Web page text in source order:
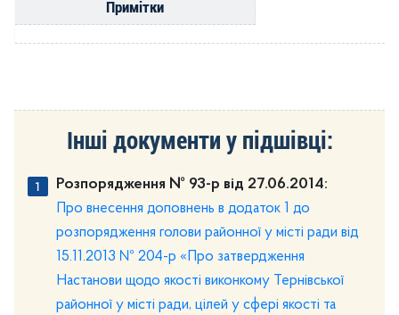
Примітки
Інші документи у підшівці:
Розпорядження № 93-р від 27.06.2014:
Про внесення доповнень в додаток 1 до
розпорядження голови районної у місті ради від
15.11.2013 № 204-р «Про затвердження
Настанови щодо якості виконкому Тернівської
районної у місті ради, цілей у сфері якості та